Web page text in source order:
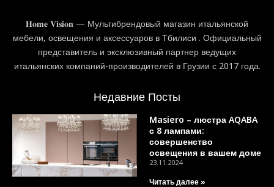
𝐇𝐨𝐦𝐞 𝐕𝐢𝐬𝐢𝐨𝐧 — Мультибрендовый магазин итальянской
мебели, освещения и аксессуаров в Тбилиси . Официальный
представитель и эксклюзивный партнер ведущих
итальянских компаний-производителей в Грузии с 2017 года.
Недавние Посты
Masiero – люстра AQABA
с 8 лампами:
совершенство
освещения в вашем доме
23.11.2024
Читать далее »